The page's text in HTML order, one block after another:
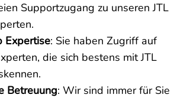
Supportzugang zu unseren JTL
Expertise: Sie haben Zugriff auf
die sich bestens mit JTL
Betreuung: Wir sind immer für Sie